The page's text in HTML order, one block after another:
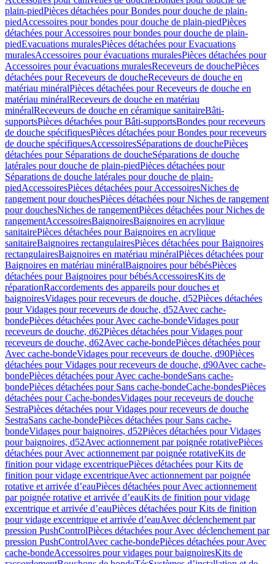
plain-piedPièces détachées pour Bondes pour douche de plain-
piedAccessoires pour bondes pour douche de plain-piedPièces
détachées pour Accessoires pour bondes pour douche de plain-
piedEvacuations muralesPièces détachées pour Evacuations
muralesAccessoires pour évacuations muralesPièces détachées pour
Accessoires pour évacuations muralesReceveurs de douchePièces
détachées pour Receveurs de doucheReceveurs de douche en
matériau minéralPièces détachées pour Receveurs de douche en
matériau minéralReceveurs de douche en matériau
minéralReceveurs de douche en céramique sanitaireBâti-
supportsPièces détachées pour Bâti-supportsBondes pour receveurs
de douche spécifiquesPièces détachées pour Bondes pour receveurs
de douche spécifiquesAccessoiresSéparations de douchePièces
détachées pour Séparations de doucheSéparations de douche
latérales pour douche de plain-piedPièces détachées pour
Séparations de douche latérales pour douche de plain-
piedAccessoiresPièces détachées pour AccessoiresNiches de
rangement pour douchesPièces détachées pour Niches de rangement
pour douchesNiches de rangementPièces détachées pour Niches de
rangementAccessoiresBaignoiresBaignoires en acrylique
sanitairePièces détachées pour Baignoires en acrylique
sanitaireBaignoires rectangulairesPièces détachées pour Baignoires
rectangulairesBaignoires en matériau minéralPièces détachées pour
Baignoires en matériau minéralBaignoires pour bébésPièces
détachées pour Baignoires pour bébésAccessoiresKits de
réparationRaccordements des appareils pour douches et
baignoiresVidages pour receveurs de douche, d52Pièces détachées
pour Vidages pour receveurs de douche, d52Avec cache-
bondePièces détachées pour Avec cache-bondeVidages pour
receveurs de douche, d62Pièces détachées pour Vidages pour
receveurs de douche, d62Avec cache-bondePièces détachées pour
Avec cache-bondeVidages pour receveurs de douche, d90Pièces
détachées pour Vidages pour receveurs de douche, d90Avec cache-
bondePièces détachées pour Avec cache-bondeSans cache-
bondePièces détachées pour Sans cache-bondeCache-bondesPièces
détachées pour Cache-bondesVidages pour receveurs de douche
SestraPièces détachées pour Vidages pour receveurs de douche
SestraSans cache-bondePièces détachées pour Sans cache-
bondeVidages pour baignoires, d52Pièces détachées pour Vidages
pour baignoires, d52Avec actionnement par poignée rotativePièces
détachées pour Avec actionnement par poignée rotativeKits de
finition pour vidage excentriquePièces détachées pour Kits de
finition pour vidage excentriqueAvec actionnement par poignée
rotative et arrivée d’eauPièces détachées pour Avec actionnement
par poignée rotative et arrivée d’eauKits de finition pour vidage
excentrique et arrivée d’eauPièces détachées pour Kits de finition
pour vidage excentrique et arrivée d’eauAvec déclenchement par
pression PushControlPièces détachées pour Avec déclenchement par
pression PushControlAvec cache-bondePièces détachées pour Avec
cache-bondeAccessoires pour vidages pour baignoiresKits de